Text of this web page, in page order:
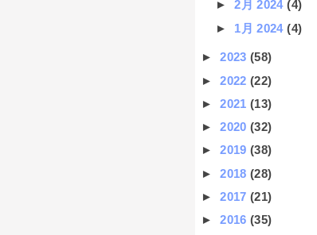
►2月 2024(4)
► 1月 2024(4)
►2023(58)
►2022(22)
►2021(13)
►2020(32)
►2019(38)
►2018(28)
►2017(21)
►2016(35)